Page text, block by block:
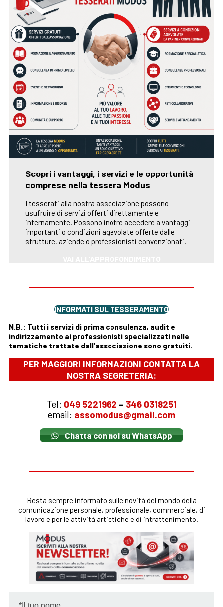
Scopri i vantaggi, i servizi e le opportunità
comprese nella tessera Modus
I tesserati alla nostra associazione possono
usufruire di servizi offerti direttamente e
internamente. Possono inotre accedere a vantaggi
importanti o condizioni agevolate offerte dalle
strutture, aziende o professionisti convenzionati.
INFORMATI SUL TESSERAMENTO
N.B.: Tutti i servizi di prima consulenza, audit e
indirizzamento ai professionisti specializzati nelle
tematiche trattate dall’associazione sono gratuiti.
PER MAGGIORI INFORMAZIONI CONTATTA LA
NOSTRA SEGRETERIA:
Tel: 049 5221962 – 346 0318251
email: assomodus@gmail.com
Chatta con noi su WhatsApp
Resta sempre informato sulle novità del mondo della
comunicazione personale, professionale, commerciale, di
lavoro e per le attività artistiche e di intrattenimento.